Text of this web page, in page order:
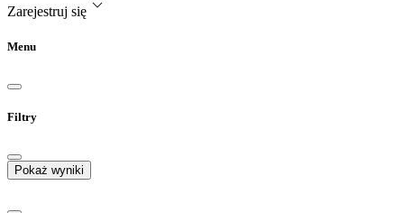
Zarejestruj się
Menu
Filtry
Pokaż wyniki